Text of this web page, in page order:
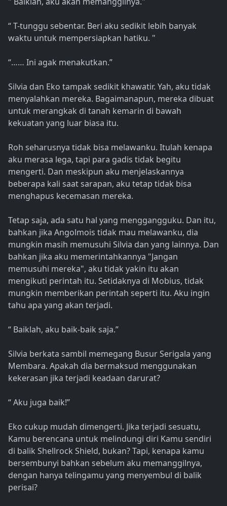
“ T-tunggu sebentar. Beri aku sedikit lebih banyak
waktu untuk mempersiapkan hatiku. "
“…… Ini agak menakutkan.”
Silvia dan Eko tampak sedikit khawatir. Yah, aku tidak
menyalahkan mereka. Bagaimanapun, mereka dibuat
untuk merangkak di tanah kemarin di bawah
kekuatan yang luar biasa itu.
Roh seharusnya tidak bisa melawanku. Itulah kenapa
aku merasa lega, tapi para gadis tidak begitu
mengerti. Dan meskipun aku menjelaskannya
beberapa kali saat sarapan, aku tetap tidak bisa
menghapus kecemasan mereka.
Tetap saja, ada satu hal yang menggangguku. Dan itu,
bahkan jika Angolmois tidak mau melawanku, dia
mungkin masih memusuhi Silvia dan yang lainnya. Dan
bahkan jika aku memerintahkannya "Jangan
memusuhi mereka", aku tidak yakin itu akan
mengikuti perintah itu. Setidaknya di Mobius, tidak
mungkin memberikan perintah seperti itu. Aku ingin
tahu apa yang akan terjadi.
“ Baiklah, aku baik-baik saja.”
Silvia berkata sambil memegang Busur Serigala yang
Membara. Apakah dia bermaksud menggunakan
kekerasan jika terjadi keadaan darurat?
“ Aku juga baik!”
Eko cukup mudah dimengerti. Jika terjadi sesuatu,
Kamu berencana untuk melindungi diri Kamu sendiri
di balik Shellrock Shield, bukan? Tapi, kenapa kamu
bersembunyi bahkan sebelum aku memanggilnya,
dengan hanya telingamu yang menyembul di balik
perisai?